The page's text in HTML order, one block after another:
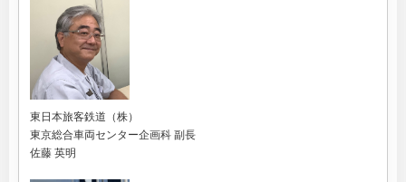
東日本旅客鉄道（株）
東京総合車両センター企画科 副長
佐藤 英明